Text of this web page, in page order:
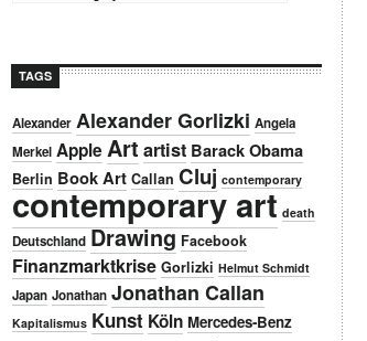
TAGS
Alexander Alexander Gorlizki Angela
Merkel Apple Art artist Barack Obama
Berlin Book Art Callan Cluj contemporary
contemporary art death
Deutschland Drawing Facebook
Finanzmarktkrise Gorlizki Helmut Schmidt
Japan Jonathan Jonathan Callan
Kapitalismus Kunst Köln Mercedes-Benz